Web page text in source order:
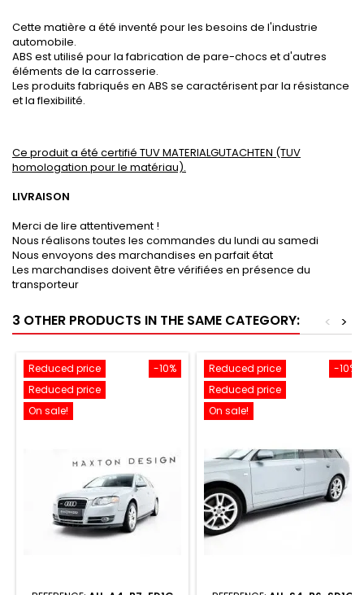
Cette matière a été inventé pour les besoins de l'industrie
automobile.
ABS est utilisé pour la fabrication de pare-chocs et d'autres
éléments de la carrosserie.
Les produits fabriqués en ABS se caractérisent par la résistance
et la flexibilité.
Ce produit a été certifié TUV MATERIALGUTACHTEN (TUV
homologation pour le matériau).
LIVRAISON
Merci de lire attentivement !
Nous réalisons toutes les commandes du lundi au samedi
Nous envoyons des marchandises en parfait état
Les marchandises doivent être vérifiées en présence du
transporteur
3 OTHER PRODUCTS IN THE SAME CATEGORY: >
<
-10%
Reduced price
Reduced price
On sale!
-10%
Reduced price
Reduced price
On sale!